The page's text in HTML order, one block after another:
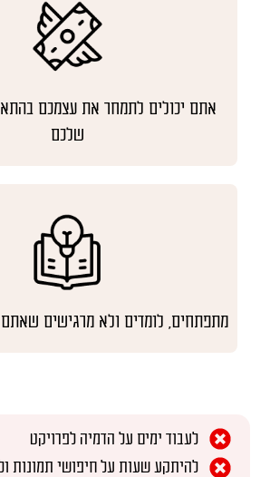
אתם יכולים לתמחר את עצמכם
שלכם
מתפתחים, לומדים ולא מרגישים
לעבוד ימים על הדמיה לפרויקט
להיתקע שעות על חיפושי תמונות